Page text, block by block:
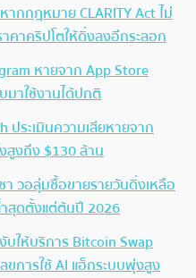
ากกฎหมาย CLARITY Act ไม่
าคริปโตให้ดิ่งลงอีกระลอก
หายจาก App Store
าใช้งานได้ปกติ
ประเมินความเสียหายจาก
สูงถึง $130 ล้าน
า วอลุ่มซื้อขายรายวันดิ่งเหลือ
สุดตั้งแต่ต้นปี 2026
บให้บริการ Bitcoin Swap
ขการใช้ AI แฮ็กระบบพุ่งสูง